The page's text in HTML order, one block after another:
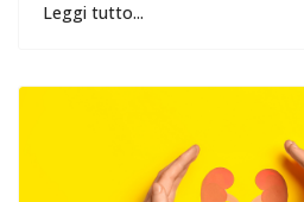
Leggi tutto...